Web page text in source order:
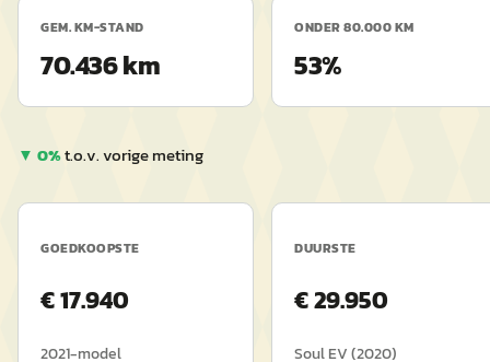
GEM. KM-STAND
70.436 km
ONDER 80.000 KM
53%
▼ 0%t.o.v. vorige meting
GOEDKOOPSTE
€17.940
2021-model
DUURSTE
€29.950
Soul EV(2020)